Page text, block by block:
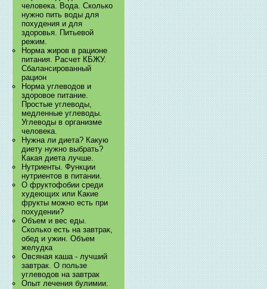
человека. Вода. Сколько
нужно пить воды для
похудения и для
здоровья. Питьевой
режим.
Норма жиров в рационе
питания. Расчет КБЖУ.
Сбалансированный
рацион
Норма углеводов и
здоровое питание.
Простые углеводы,
медленные углеводы.
Углеводы в организме
человека.
Нужна ли диета? Какую
диету нужно выбрать?
Какая диета лучше.
Нутриенты. Функции
нутриентов в питании.
О фруктофобии среди
худеющих или Какие
фрукты можно есть при
похудении?
Объем и вес еды.
Сколько есть на завтрак,
обед и ужин. Объем
желудка
Овсяная каша - лучший
завтрак. О пользе
углеводов на завтрак
Опыт лечения булимии.